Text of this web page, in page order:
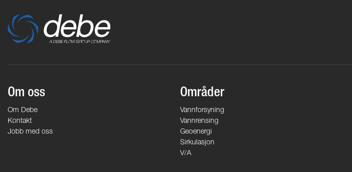
Om oss
Om Debe
Kontakt
Jobb med oss
Områder
Vannforsyning
Vannrensing
Geoenergi
Sirkulasjon
V/A